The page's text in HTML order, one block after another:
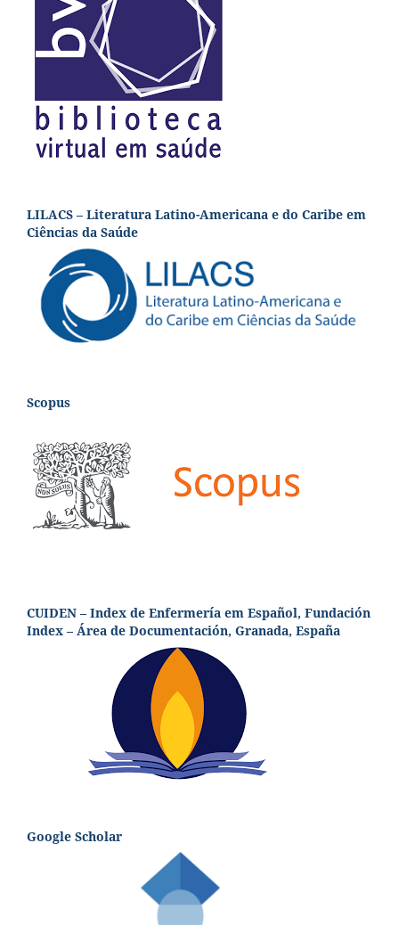
LILACS – Literatura Latino-Americana e do Caribe em
Ciências da Saúde
Scopus
CUIDEN – Index de Enfermería em Español, Fundación
Index – Área de Documentación, Granada, España
Google Scholar